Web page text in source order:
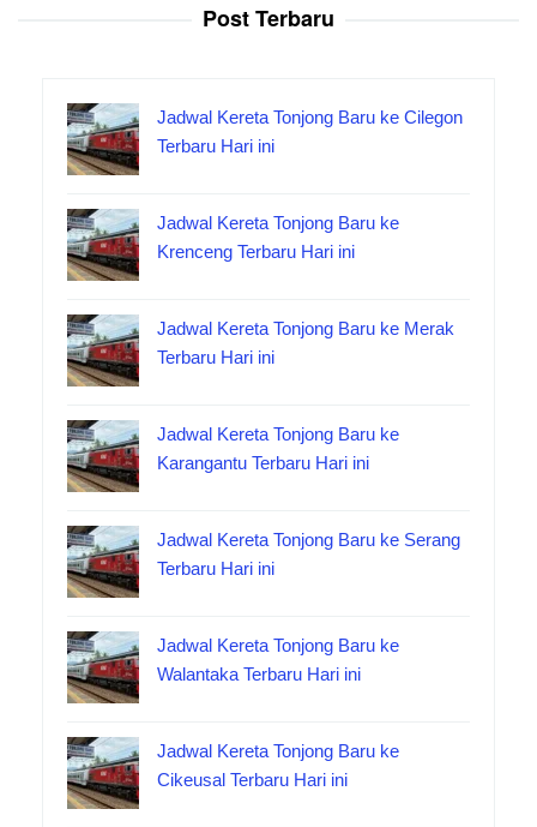
Post Terbaru
Jadwal Kereta Tonjong Baru ke Cilegon
Terbaru Hari ini
Jadwal Kereta Tonjong Baru ke
Krenceng Terbaru Hari ini
Jadwal Kereta Tonjong Baru ke Merak
Terbaru Hari ini
Jadwal Kereta Tonjong Baru ke
Karangantu Terbaru Hari ini
Jadwal Kereta Tonjong Baru ke Serang
Terbaru Hari ini
Jadwal Kereta Tonjong Baru ke
Walantaka Terbaru Hari ini
Jadwal Kereta Tonjong Baru ke
Cikeusal Terbaru Hari ini